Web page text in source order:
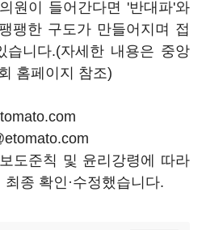
원이 들어간다면 '반대파'와
팽한 구도가 만들어지며 접
니다.(자세한 내용은 중앙
홈페이지 참조)
도준칙 및 윤리강령에 따라
종 확인·수정했습니다.